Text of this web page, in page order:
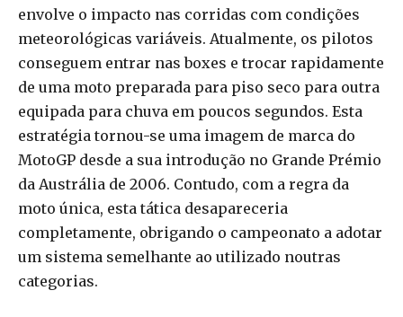
envolve o impacto nas corridas com condições
meteorológicas variáveis. Atualmente, os pilotos
conseguem entrar nas boxes e trocar rapidamente
de uma moto preparada para piso seco para outra
equipada para chuva em poucos segundos. Esta
estratégia tornou-se uma imagem de marca do
MotoGP desde a sua introdução no Grande Prémio
da Austrália de 2006. Contudo, com a regra da
moto única, esta tática desapareceria
completamente, obrigando o campeonato a adotar
um sistema semelhante ao utilizado noutras
categorias.